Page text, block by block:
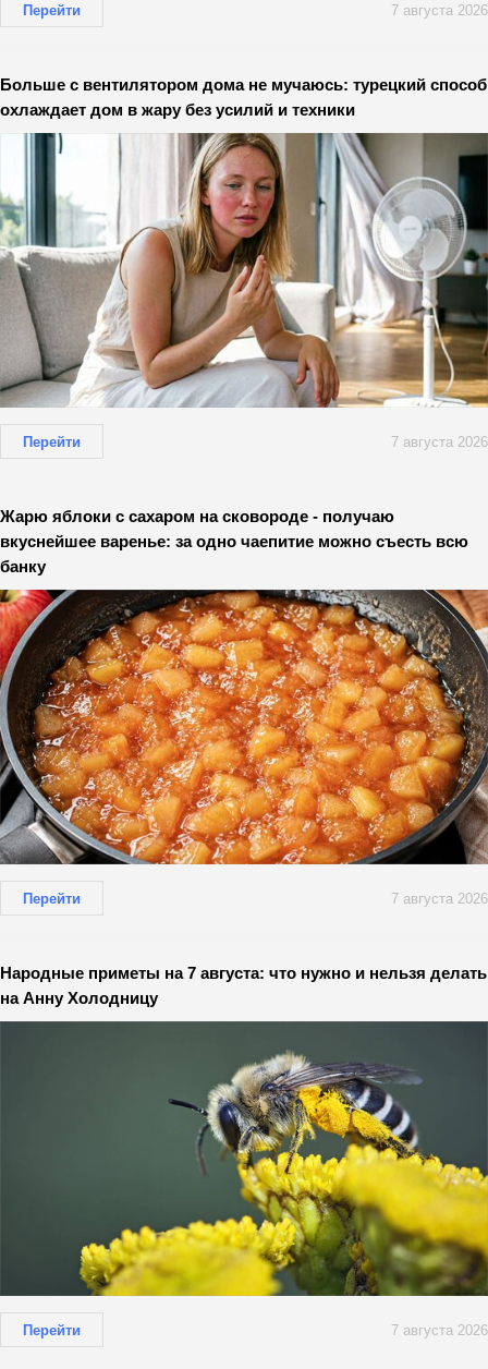
Перейти 7 августа 2026
Больше с вентилятором дома не мучаюсь: турецкий способ
охлаждает дом в жару без усилий и техники
Перейти 7 августа 2026
Жарю яблоки с сахаром на сковороде - получаю
вкуснейшее варенье: за одно чаепитие можно съесть всю
банку
Перейти 7 августа 2026
Народные приметы на 7 августа: что нужно и нельзя делать
на Анну Холодницу
Перейти 7 августа 2026